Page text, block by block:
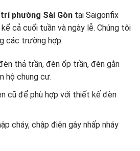
phường Sài Gòn tại Saigonfix
cả cuối tuần và ngày lễ. Chúng tôi
các trường hợp:
thả trần, đèn ốp trần, đèn gắn
hộ chung cư.
cũ để phù hợp với thiết kế đèn
cháy, chập điện gây nhấp nháy